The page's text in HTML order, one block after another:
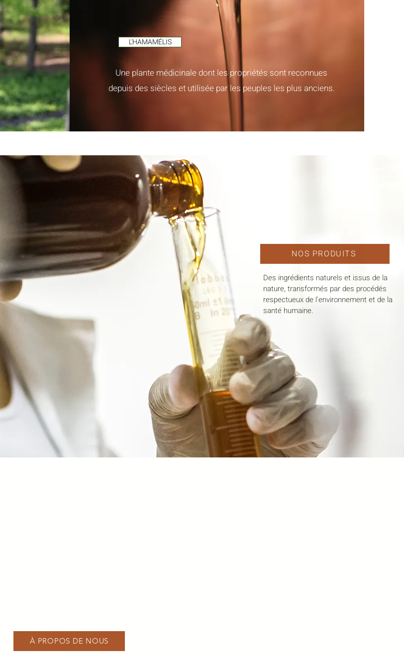
L'HAMAMÉLIS
Une plante médicinale dont les propriétés sont reconnues
depuis des siècles et utilisée par les peuples les plus anciens.
NOS PRODUITS
Des ingrédients naturels et issus de la
nature, transformés par des procédés
respectueux de l'environnement et de la
santé humaine.
À PROPOS DE NOUS